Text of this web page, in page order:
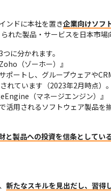
ンドに本社を置き企業向けソフ
れた製品・サービスを日本市場
に分かれます。
（ゾーホー）』
ポートし、グループウェアや
れています（2023年2月時点）。
（マネージエンジン）』
活用されるソフトウェア製品
と製品への投資を信条としてい
新たなスキルを見出だし、習得